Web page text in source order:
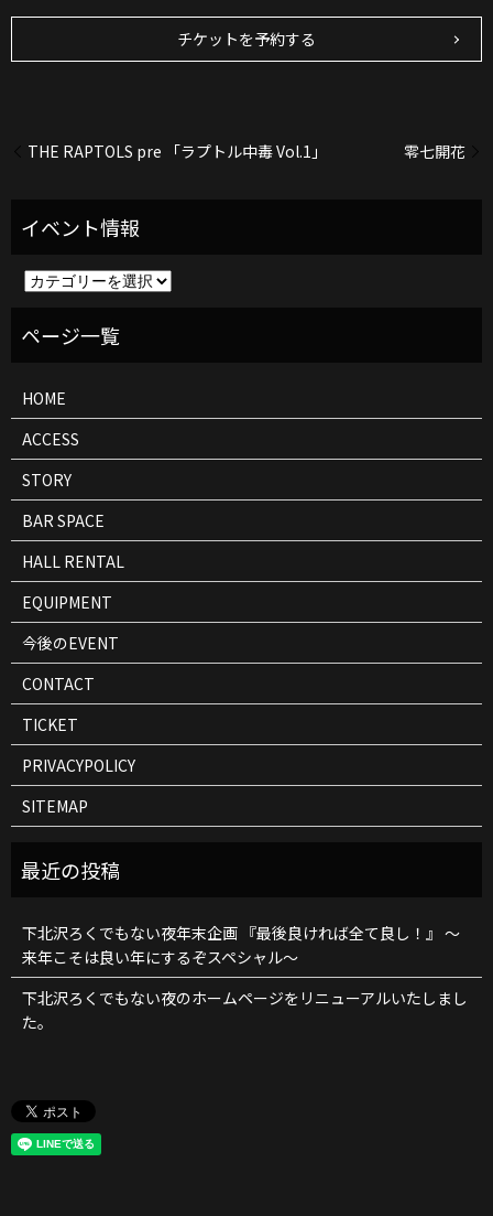
チケットを予約する
THE RAPTOLS pre 「ラプトル中毒 Vol.1」 零七開花
ト
HOME
ACCESS
STORY
BAR SPACE
HALL RENTAL
EQUIPMENT
今後のEVENT
CONTACT
TICKET
PRIVACYPOLICY
SITEMAP
下北沢ろくでもない夜年末企画 『最後良ければ全て良し！』 ～
来年こそは良い年にするぞスペシャル～
下北沢ろくでもない夜のホームページをリニューアルいたしまし
た。